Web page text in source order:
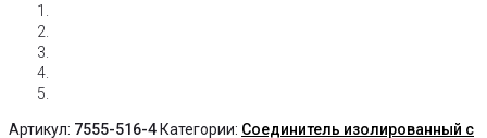
Артикул: 7555-516-4 Категории: Соединитель изолированный с